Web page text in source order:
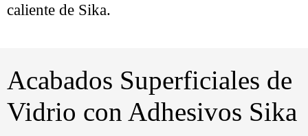
caliente de Sika.
Acabados Superficiales de
Vidrio con Adhesivos Sika